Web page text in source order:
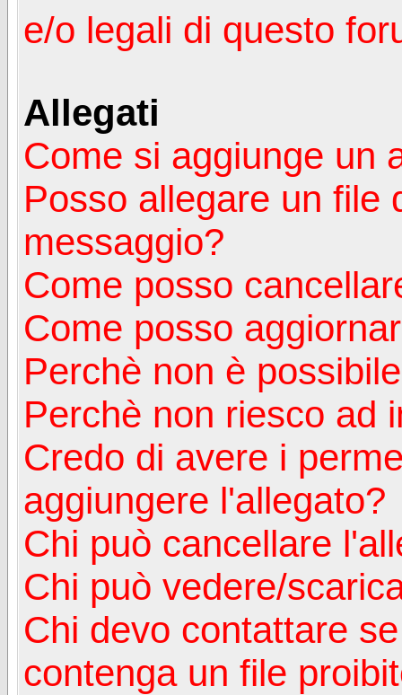
e/o legali di questo
Allegati
Come si aggiunge un
Posso allegare un file
messaggio?
Come posso
Come posso
Perchè non è
Perchè non riesco ad
Credo di avere i
aggiungere l'allegato?
Chi può cancellare
Chi può vedere/
Chi devo contattare
contenga un file